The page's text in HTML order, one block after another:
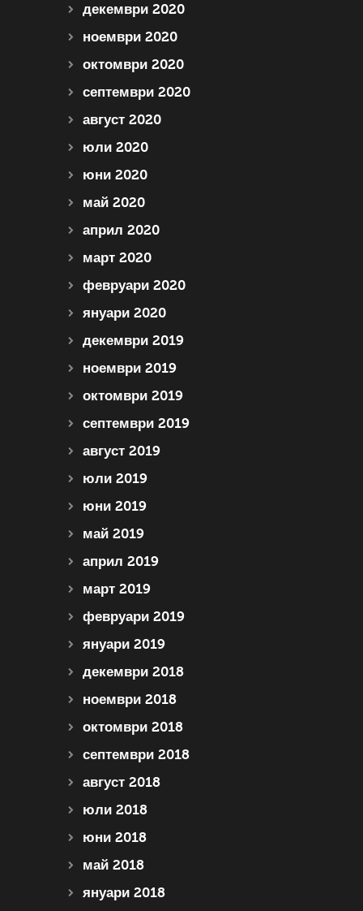
декември 2020
ноември 2020
октомври 2020
септември 2020
август 2020
юли 2020
юни 2020
май 2020
април 2020
март 2020
февруари 2020
януари 2020
декември 2019
ноември 2019
октомври 2019
септември 2019
август 2019
юли 2019
юни 2019
май 2019
април 2019
март 2019
февруари 2019
януари 2019
декември 2018
ноември 2018
октомври 2018
септември 2018
август 2018
юли 2018
юни 2018
май 2018
януари 2018